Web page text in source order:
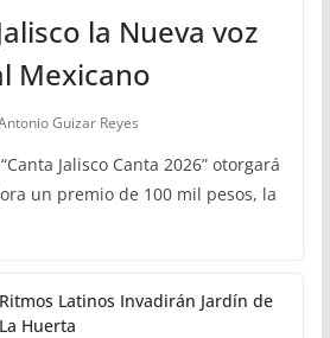
la Nueva voz
Mexicano
Guizar Reyes
Jalisco Canta 2026” otorgará
un premio de 100 mil pesos, la
Ritmos Latinos Invadirán Jardín de
La Huerta